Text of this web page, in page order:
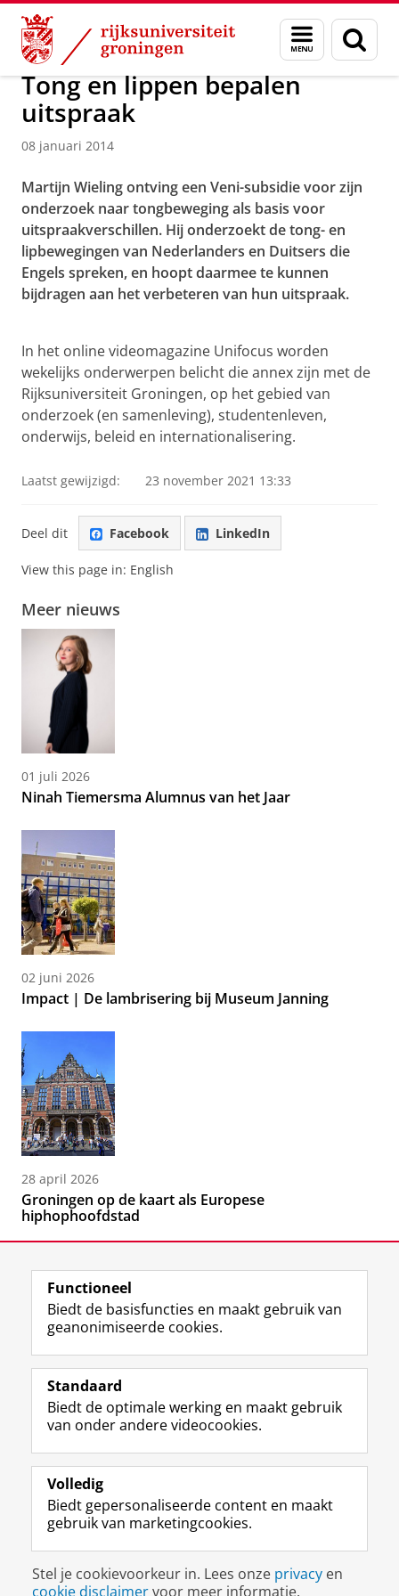
Skip
Content
Skip
Navigation
Menu
en
zoeken
Over ons
Tong en lippen bepalen
uitspraak
08 januari 2014
Martijn Wieling ontving een Veni-subsidie voor zijn
onderzoek naar tongbeweging als basis voor
uitspraakverschillen. Hij onderzoekt de tong- en
lipbewegingen van Nederlanders en Duitsers die
Engels spreken, en hoopt daarmee te kunnen
bijdragen aan het verbeteren van hun uitspraak.
In het online videomagazine Unifocus worden
wekelijks onderwerpen belicht die annex zijn met de
Rijksuniversiteit Groningen, op het gebied van
onderzoek (en samenleving), studentenleven,
onderwijs, beleid en internationalisering.
Laatst gewijzigd: 23 november 2021 13:33
Deel dit Facebook LinkedIn
View this page in: English
Meer nieuws
01 juli 2026
Ninah Tiemersma Alumnus van het Jaar
02 juni 2026
Impact | De lambrisering bij Museum Janning
28 april 2026
Groningen op de kaart als Europese
hiphophoofdstad
Volg de RUG
F
a
e
b
o
p
a
i
n
a
L
i
k
e
I
-
p
g
i
n
R
S
-
f
e
R
k
s
u
I
n
t
r
m
c
c
o
Y
o
T
e
k
a
a
Studiekiezers
Alumni
Over ons
Disclaimer & Copyright
Inloggen
Functioneel
Biedt de basisfuncties en maakt gebruik van
geanonimiseerde cookies.
Standaard
Biedt de optimale werking en maakt gebruik
van onder andere videocookies.
Volledig
Biedt gepersonaliseerde content en maakt
gebruik van marketingcookies.
Stel je cookievoorkeur in. Lees onze privacy en
cookie disclaimervoor meer informatie.